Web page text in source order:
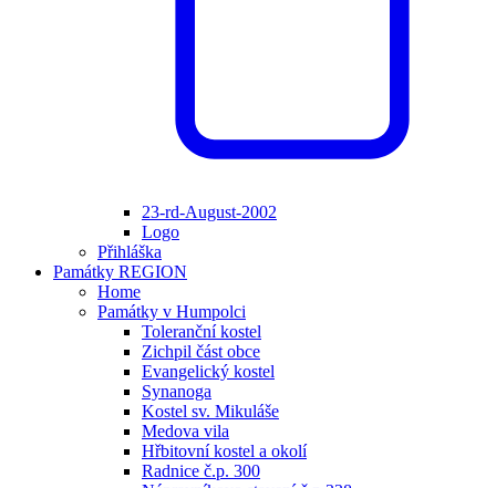
23-rd-August-2002
Logo
Přihláška
Památky REGION
Home
Památky v Humpolci
Toleranční kostel
Zichpil část obce
Evangelický kostel
Synanoga
Kostel sv. Mikuláše
Medova vila
Hřbitovní kostel a okolí
Radnice č.p. 300